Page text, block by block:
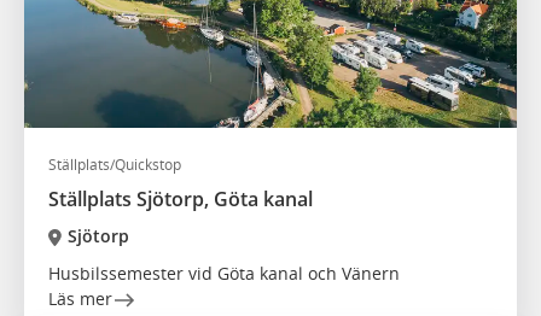
Ställplats/Quickstop
Ställplats Sjötorp, Göta kanal
Sjötorp
Husbilssemester vid Göta kanal och Vänern
Läs mer